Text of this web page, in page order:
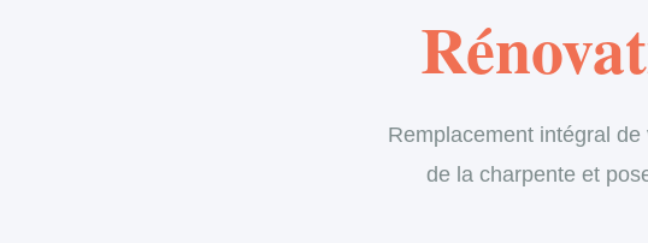
Remplacement intégral
de la charpente et